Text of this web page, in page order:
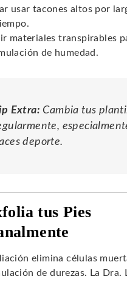
usar tacones altos por
materiales transpirables
de humedad.
Extra: Cambia tus
deporte.
tus Pies
elimina células
de durezas. La Dra.